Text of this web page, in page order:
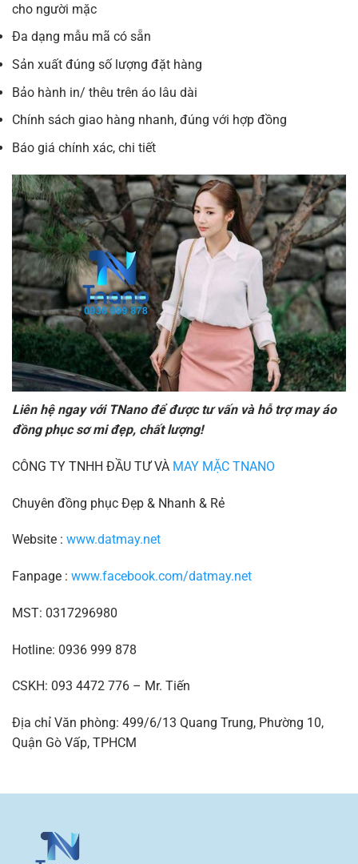
cho người mặc
Đa dạng mẫu mã có sẵn
Sản xuất đúng số lượng đặt hàng
Bảo hành in/ thêu trên áo lâu dài
Chính sách giao hàng nhanh, đúng với hợp đồng
Báo giá chính xác, chi tiết
Liên hệ ngay với TNano để được tư vấn và hỗ trợ may áo
đồng phục sơ mi đẹp, chất lượng!
CÔNG TY TNHH ĐẦU TƯ VÀ MAY MẶC TNANO
Chuyên đồng phục Đẹp & Nhanh & Rẻ
Website : www.datmay.net
Fanpage : www.facebook.com/datmay.net
MST: 0317296980
Hotline: 0936 999 878
CSKH: 093 4472 776 – Mr. Tiến
Địa chỉ Văn phòng: 499/6/13 Quang Trung, Phường 10,
Quận Gò Vấp, TPHCM